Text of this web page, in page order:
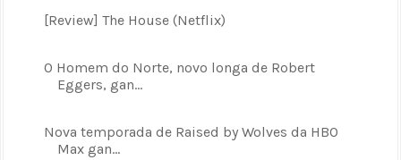
[Review] The House (Netflix)
O Homem do Norte, novo longa de Robert
Eggers, gan...
Nova temporada de Raised by Wolves da HBO
Max gan...